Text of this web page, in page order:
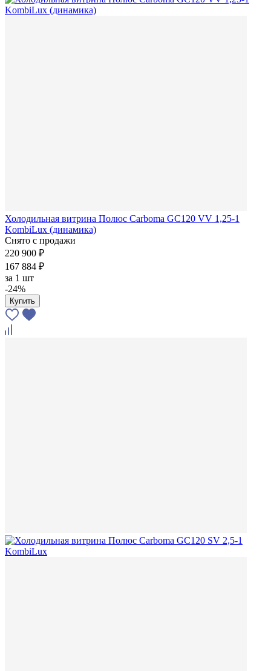
Холодильная витрина Полюс Carboma GC120 VV 1,25-1
KombiLux (динамика)
Снято с продажи
220 900 ₽
167 884 ₽
за 1 шт
-24%
Купить